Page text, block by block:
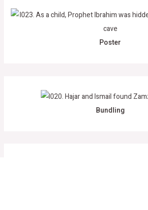
Poster
Bundling